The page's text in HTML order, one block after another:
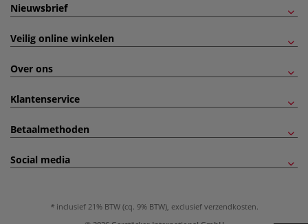
Nieuwsbrief
Veilig online winkelen
Over ons
Klantenservice
Betaalmethoden
Social media
inclusief 21% BTW (cq. 9% BTW), exclusief verzendkosten.